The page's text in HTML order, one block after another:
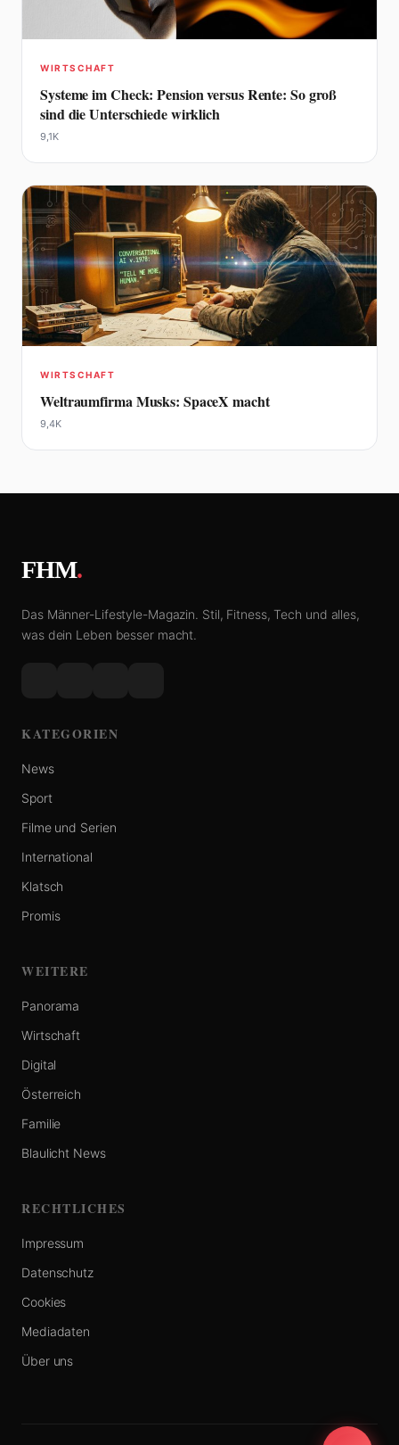
WIRTSCHAFT
Systeme im Check: Pension versus Rente: So groß
sind die Unterschiede wirklich
9,1K
WIRTSCHAFT
Weltraumfirma Musks: SpaceX macht
9,4K
FHM.
Das Männer-Lifestyle-Magazin. Stil, Fitness, Tech und alles,
was dein Leben besser macht.
KATEGORIEN
News
Sport
Filme und Serien
International
Klatsch
Promis
WEITERE
Panorama
Wirtschaft
Digital
Österreich
Familie
Blaulicht News
RECHTLICHES
Impressum
Datenschutz
Cookies
Mediadaten
Über uns